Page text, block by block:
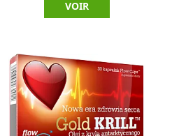
VOIR